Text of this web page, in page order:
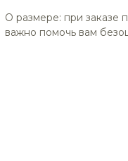
О размере: при заказе
важно помочь вам